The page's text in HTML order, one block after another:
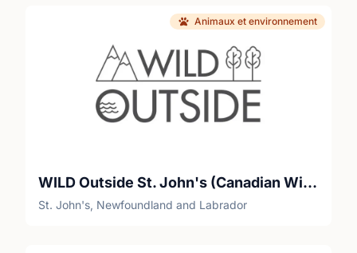
Animaux et environnement
WILD Outside St. John's (Canadian Wildlife Federation)
St. John's, Newfoundland and Labrador